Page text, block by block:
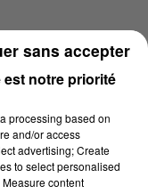
est notre priorité
processing based on
and/or access
advertising; Create
to select personalised
content
sans accepter